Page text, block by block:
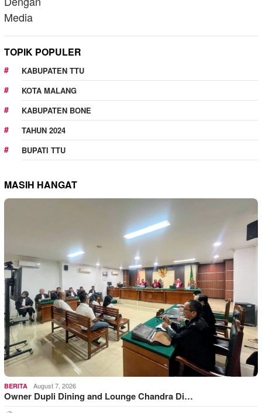
TOPIK POPULER
KABUPATEN TTU
KOTA MALANG
KABUPATEN BONE
TAHUN 2024
BUPATI TTU
MASIH HANGAT
BERITA August 7, 2026
Owner Dupli Dining and Lounge Chandra Di…